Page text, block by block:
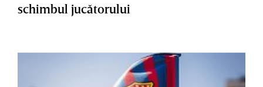
schimbul jucătorului